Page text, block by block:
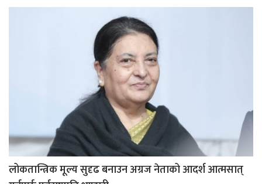
लोकतान्त्रिक मूल्य सुदृढ बनाउन अग्रज नेताको आदर्श आत्मसात्